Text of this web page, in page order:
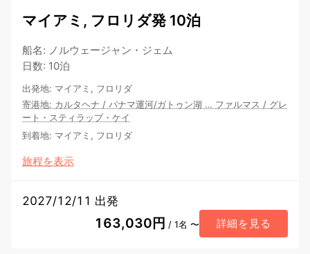
マイアミ, フロリダ発 10泊
船名: ノルウェージャン・ジェム
日数: 10泊
出発地: マイアミ, フロリダ
寄港地: カルタヘナ / パナマ運河/ガトゥン湖 … ファルマス / グレ
ート・スティラップ・ケイ
到着地: マイアミ, フロリダ
旅程を表示
2027/12/11 出発
163,030円 / 1名 〜 詳細を見る